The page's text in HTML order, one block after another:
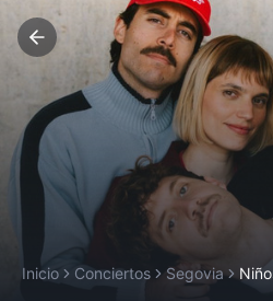
Inicio Conciertos Segovia